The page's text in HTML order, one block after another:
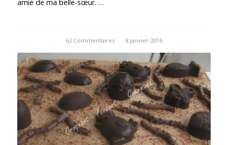
amie de ma belle-sœur. …
62 Commentaires
/ 8 janvier 2016